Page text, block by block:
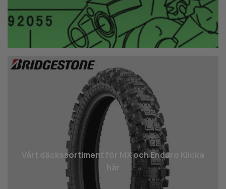
Vårt däcks­sortiment för MX och Enduro Klicka